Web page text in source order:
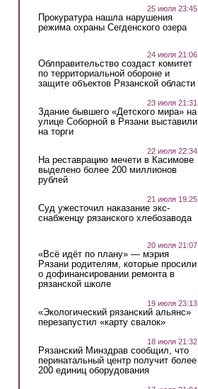
25 июля 23:45
Прокуратура нашла нарушения
режима охраны Сегденского озера
24 июля 21:06
Облправительство создаст комитет
по территориальной обороне и
защите объектов Рязанской области
23 июля 21:31
Здание бывшего «Детского мира» на
улице Соборной в Рязани выставили
на торги
22 июля 22:34
На реставрацию мечети в Касимове
выделено более 200 миллионов
рублей
21 июля 19:25
Суд ужесточил наказание экс-
снабженцу рязанского хлебозавода
20 июля 21:07
«Всё идёт по плану» — мэрия
Рязани родителям, которые просили
о дофинансировании ремонта в
рязанской школе
19 июля 23:13
«Экологический рязанский альянс»
перезапустил «карту свалок»
18 июля 21:32
Рязанский Минздрав сообщил, что
перинатальный центр получит более
200 единиц оборудования